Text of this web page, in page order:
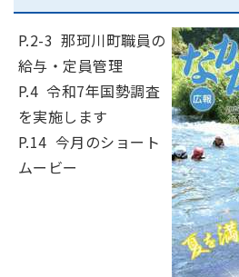
P.2-3 那珂川町職員の
給与・定員管理
P.4 令和7年国勢調査
を実施します
P.14 今月のショート
ムービー